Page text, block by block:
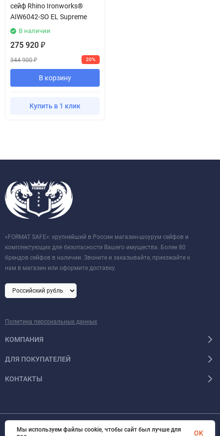
сейф Rhino Ironworks®
AIW6042-SO EL Supreme
В наличии
275 920 ₽
344 900₽ 20%
В корзину
Купить в 1 клик
«FORMAT SAFE»: крупнейший в России магазин-шоурум сейфов и
комплектующих для безопасности Вашего имущества. Более 80
брендов сейфов в наличии. Звоните и заказывайте, приезжайте к
нам в магазин или оформите доставку.
Политика персональных данных
КОМПАНИЯ
ДЛЯ ПОКУПАТЕЛЕЙ
КОНТАКТЫ
© 2026 Format-safe.ru Все права защищены
Мы используем файлы cookie, чтобы сайт был лучше для
OK